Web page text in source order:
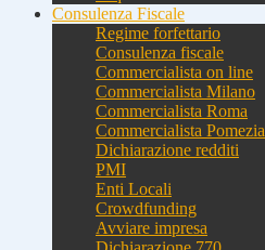
Consulenza Fiscale
Regime forfettario
Consulenza fiscale
Commercialista on line
Commercialista Milano
Commercialista Roma
Commercialista Pomezia
Dichiarazione redditi
PMI
Enti Locali
Crowdfunding
Avviare impresa